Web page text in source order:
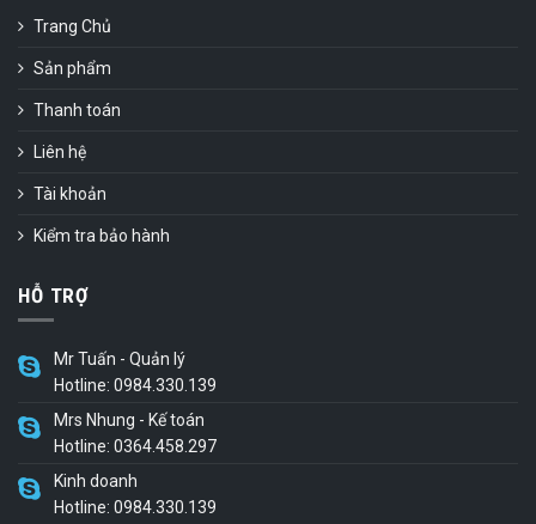
Trang Chủ
Sản phẩm
Thanh toán
Liên hệ
Tài khoản
Kiểm tra bảo hành
HỖ TRỢ
Mr Tuấn - Quản lý
Hotline: 0984.330.139
Mrs Nhung - Kế toán
Hotline: 0364.458.297
Kinh doanh
Hotline: 0984.330.139